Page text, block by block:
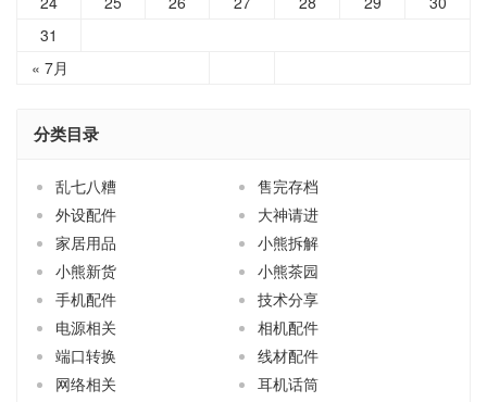
« 7月
31
分类目录
乱七八糟
售完存档
外设配件
大神请进
家居用品
小熊拆解
小熊新货
小熊茶园
手机配件
技术分享
电源相关
相机配件
端口转换
线材配件
网络相关
耳机话筒